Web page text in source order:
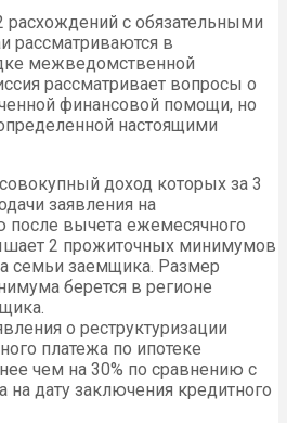
расхождений с обязательными
рассматриваются в
межведомственной
рассматривает вопросы о
финансовой помощи, но
настоящими
доход которых за 3
заявления на
после вычета ежемесячного
2 прожиточных минимумов
семьи заемщика. Размер
берется в регионе
о реструктуризации
платежа по ипотеке
чем на 30% по сравнению с
на дату заключения кредитного